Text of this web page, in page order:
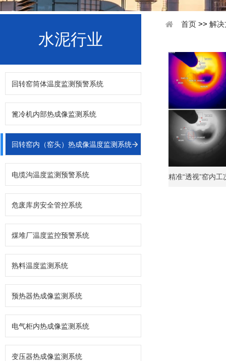
水泥行业
回转窑筒体温度监测预警系统
篦冷机内部热成像监测系统
回转窑内（窑头）热成像温度监测系统
电缆沟温度监测预警系统
危废库房安全管控系统
煤堆厂温度监控预警系统
熟料温度监测系统
预热器热成像监测系统
电气柜内热成像监测系统
变压器热成像监测系统
首页 >> 解
精准“透视”窑内